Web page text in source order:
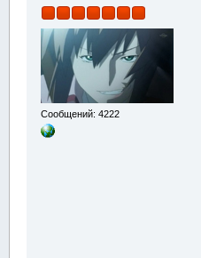
Сообщений: 4222